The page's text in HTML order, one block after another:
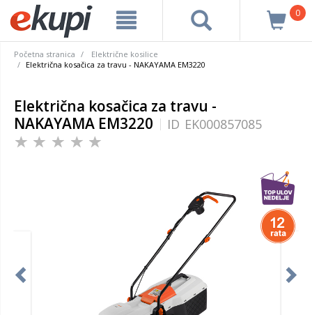
0
Početna stranica
Električne kosilice
Električna kosačica za travu - NAKAYAMA EM3220
Električna kosačica za travu -
NAKAYAMA EM3220
ID EK000857085